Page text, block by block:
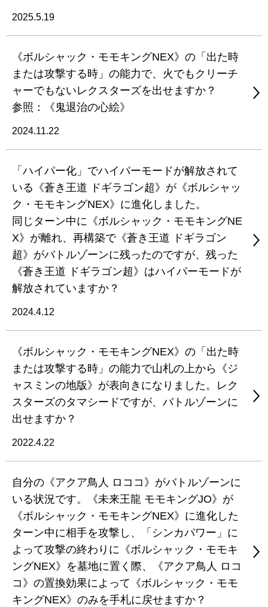
2025.5.19
《ボルシャック・モモキングNEX》の「出た時
または攻撃する時」の能力で、火でもクリーチ
ャーでもないレクスターズを出せますか？
参照：《鬼退治の心絵》
2024.11.22
「ハイパー化」でハイパーモードが解放されて
いる《蒼き王道 ドギラゴン超》が《ボルシャッ
ク・モモキングNEX》に進化しました。
同じターン中に《ボルシャック・モモキングNE
X》が離れ、再構築で《蒼き王道 ドギラゴン
超》がバトルゾーンに残ったのですが、残った
《蒼き王道 ドギラゴン超》はハイパーモードが
解放されていますか？
2024.4.12
《ボルシャック・モモキングNEX》の「出た時
または攻撃する時」の能力で山札の上から《ジ
ャスミンの地版》が表向きになりました。レク
スターズのタマシードですが、バトルゾーンに
出せますか？
2022.4.22
自分の《アクア鳥人 ロココ》がバトルゾーンに
いる状況です。《未来王龍 モモキングJO》が
《ボルシャック・モモキングNEX》に進化した
ターン中に相手を攻撃し、「シンカパワー」に
よって攻撃の終わりに《ボルシャック・モモキ
ングNEX》を墓地に置く際、《アクア鳥人 ロコ
コ》の置換効果によって《ボルシャック・モモ
キングNEX》のみを手札に戻せますか？